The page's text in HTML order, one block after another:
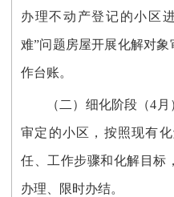
办理不动产登记的小区
难”问题房屋开展化解对
作台账。
（二） 细化阶段（4月
审定的小区，按照现有
任、工作步骤和化解目标
办理 限时办结。